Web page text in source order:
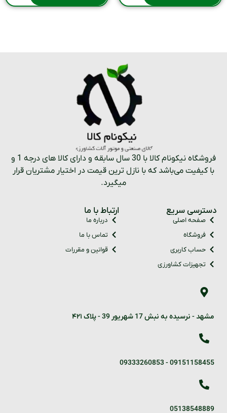
فروشگاه نیکونام کالا با 30 سال سابقه و دارای کالا های درجه 1 و
با کیفیت می‌باشد که با نازل ترین قیمت در اختیار مشتریان قرار
میگیرد.
دسترسی سریع
صفحه اصلی
فروشگاه
حساب کاربری
تجهیزات کشاورزی
ارتباط با ما
درباره ما
تماس با ما
قوانین و مقررات
مشهد - نرسیده به نبش 17 شهریور 39 - پلاک ۴۲۱
09151158455
-
09333260853
05138548889